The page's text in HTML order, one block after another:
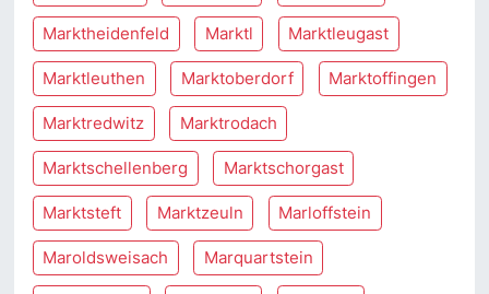
Marktheidenfeld Marktl Marktleugast
Marktleuthen Marktoberdorf Marktoffingen
Marktredwitz Marktrodach
Marktschellenberg Marktschorgast
Marktsteft Marktzeuln Marloffstein
Maroldsweisach Marquartstein